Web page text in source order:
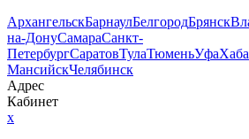
АрхангельскБарнаулБелгородБрянск
на-ДонуСамараСанкт-
ПетербургСаратовТулаТюменьУфа
МансийскЧелябинск
Адрес
Кабинет
x